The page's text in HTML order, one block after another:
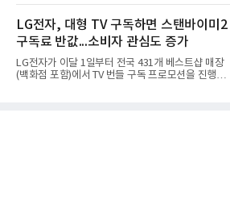
은 4884억
는 2035년까지 총 15GW(기가와트) 규모의 AI DC를
구축하겠다는 대형 청사진을 제시하면서다. 이에 따
라 경쟁 구도 역시 이동통신사인 KT, LG유플러스를
넘어 네이버, 삼성SDS 등 IT 인프라 기업으로 확장되
고 있다.7일 SK텔레콤에 따르면 회사는 올해 2분기
연결 기준 매출 4조 3591억원, 영업이익 5660억원을
기록했다. 매출은 전년 동기 대비 0.5%, 영업이익은
LG전자, 대형 TV 구독하면 스탠바이미2
구독료 반값...소비자 관심도 증가
LG전자가 이달 1일부터 전국 431개 베스트샵 매장
(백화점 포함)에서 TV 번들 구독 프로모션을 진행하고